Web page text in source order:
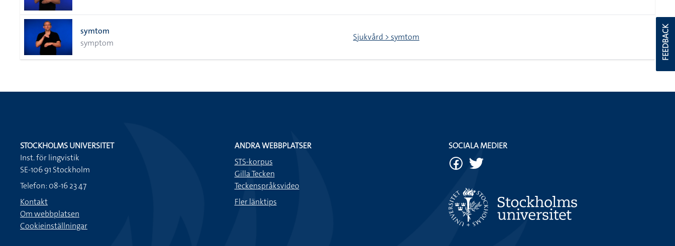
symtom
symptom
Sjukvård > symtom FEEDBACK
STOCKHOLMS UNIVERSITET
Inst. för lingvistik
SE-106 91 Stockholm
Telefon: 08-16 23 47
Kontakt
Om webbplatsen
Cookieinställningar
ANDRA WEBBPLATSER
STS-korpus
Gilla Tecken
Teckenspråksvideo
Fler länktips
SOCIALA MEDIER